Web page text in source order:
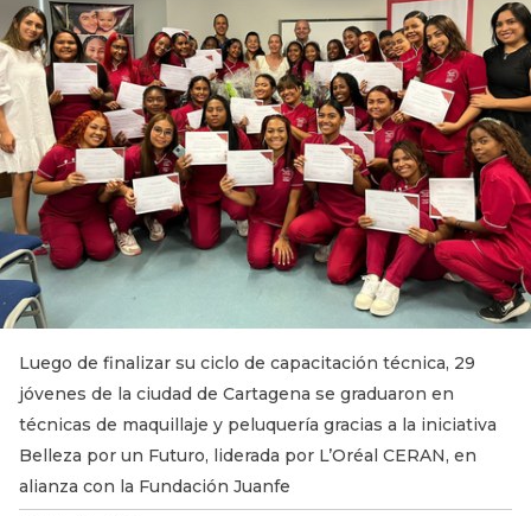
Luego de finalizar su ciclo de capacitación técnica, 29
jóvenes de la ciudad de Cartagena se graduaron en
técnicas de maquillaje y peluquería gracias a la iniciativa
Belleza por un Futuro, liderada por L’Oréal CERAN, en
alianza con la Fundación Juanfe